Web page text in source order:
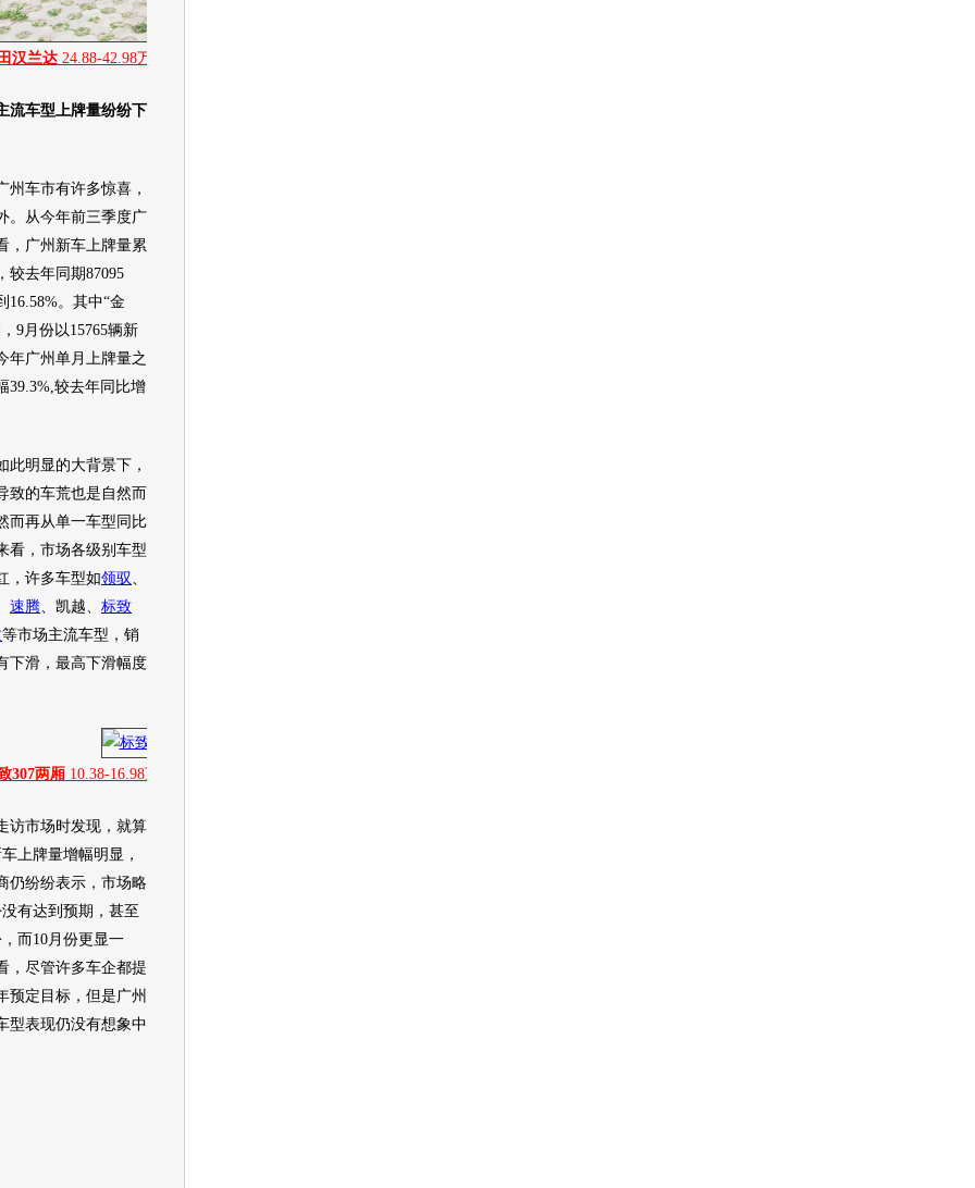
汉兰达24.88-42.98万
流车型 上牌量纷纷下
市有许多惊喜，
。从今年前三季度广
，广州 新车 上牌量累
较去年同期87095
16.58%。其中“金
9月份以15765辆新
年广州单月上牌量之
39.3%,较去年同比增
显的大背景下，
致的车荒也是自然而
而再从单一车型 同比
看，市场各级别 车型
，许多车型如领驭
速腾 、凯越、 标致
等市场主流车型 ，销
下滑，最高下滑幅度
307两厢 10.38-16.98万
市场时发现，就算
上牌量增幅明显，
仍纷纷表示，市场略
有达到预期，甚至
而10月份更显一
，尽管许多车企都提
预定目标，但是广州
型表现仍没有想象中